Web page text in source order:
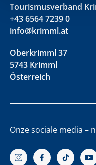
Tourismusverband
+43 6564 7239 0
info@krimml.at
Oberkrimml 37
5743 Krimml
Österreich
Onze sociale media –